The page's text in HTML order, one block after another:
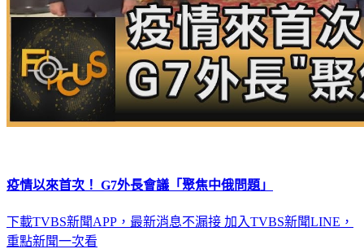
疫情以來首次！ G7外長會議「聚焦中俄問題」
下載TVBS新聞APP，最新消息不漏接 加入TVBS新聞LINE，
重點新聞一次看